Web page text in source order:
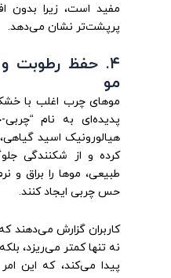
مفید است، زیرا بدون
پرپشت‌تر نشان می‌دهد.
۴. حفظ رطوبت
مو
موهای چرب اغلب با
پدیده‌ای به نام
هیالورونیک اسید
کرده و از شکنندگی
طبیعی، موها را براق و
حس چربی ایجاد کنند.
کاربران گزارش می‌دهند
نه تنها کمتر می‌ریزد،
پیدا می‌کند، که این